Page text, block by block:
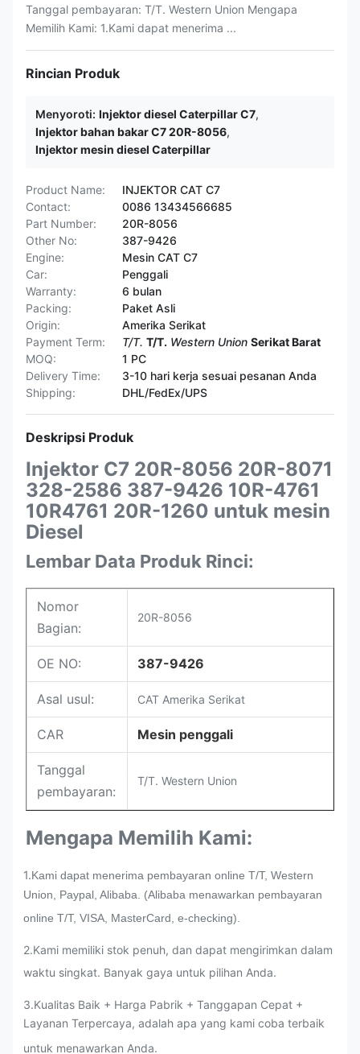
Tanggal pembayaran: T/T. Western Union Mengapa
Memilih Kami: 1.Kami dapat menerima ...
Rincian Produk
Menyoroti: Injektor diesel Caterpillar C7,
Injektor bahan bakar C7 20R-8056,
Injektor mesin diesel Caterpillar
Product Name:
INJEKTOR CAT C7
Contact:
0086 13434566685
Part Number:
20R-8056
Other No:
387-9426
Engine:
Mesin CAT C7
Car:
Penggali
Warranty:
6 bulan
Packing:
Paket Asli
Origin:
Amerika Serikat
Payment Term:
T/T. T/T. Western Union Serikat Barat
MOQ:
1 PC
Delivery Time:
3-10 hari kerja sesuai pesanan Anda
Shipping:
DHL/FedEx/UPS
Deskripsi Produk
Injektor C7 20R-8056 20R-8071
328-2586 387-9426 10R-4761
10R4761 20R-1260 untuk mesin
Diesel
Lembar Data Produk Rinci:
Nomor
Bagian:
20R-8056
OE NO: 387-9426
Asal usul: CAT Amerika Serikat
CAR Mesin penggali
Tanggal
pembayaran:
T/T. Western Union
Mengapa Memilih Kami:
1.Kami dapat menerima pembayaran online T/T, Western
Union, Paypal, Alibaba. (Alibaba menawarkan pembayaran
online T/T, VISA, MasterCard, e-checking).
2.Kami memiliki stok penuh, dan dapat mengirimkan dalam
waktu singkat. Banyak gaya untuk pilihan Anda.
3.Kualitas Baik + Harga Pabrik + Tanggapan Cepat +
Layanan Terpercaya, adalah apa yang kami coba terbaik
untuk menawarkan Anda.